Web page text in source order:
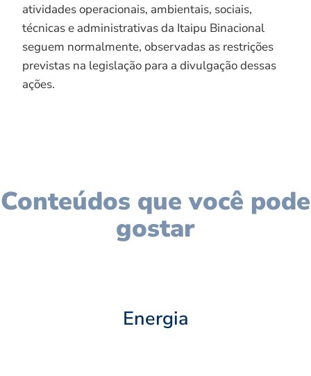
atividades operacionais, ambientais, sociais,
técnicas e administrativas da Itaipu Binacional
seguem normalmente, observadas as restrições
previstas na legislação para a divulgação dessas
ações.
Conteúdos que você pode
gostar
Energia